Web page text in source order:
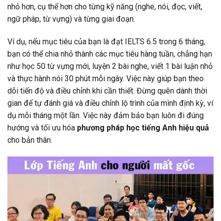
nhỏ hơn, cụ thể hơn cho từng kỹ năng (nghe, nói, đọc, viết,
ngữ pháp, từ vựng) và từng giai đoạn.
Ví dụ, nếu mục tiêu của bạn là đạt IELTS 6.5 trong 6 tháng,
bạn có thể chia nhỏ thành các mục tiêu hàng tuần, chẳng hạn
như học 50 từ vựng mới, luyện 2 bài nghe, viết 1 bài luận nhỏ
và thực hành nói 30 phút mỗi ngày. Việc này giúp bạn theo
dõi tiến độ và điều chỉnh khi cần thiết. Đừng quên dành thời
gian để tự đánh giá và điều chỉnh lộ trình của mình định kỳ, ví
dụ mỗi tháng một lần. Việc này đảm bảo bạn luôn đi đúng
hướng và tối ưu hóa phương pháp học tiếng Anh hiệu quả
cho bản thân.